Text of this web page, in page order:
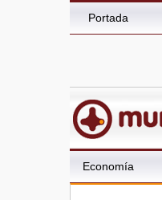
Portada
Economía